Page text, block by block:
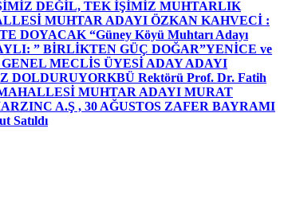
DEĞİL, TEK İŞİMİZ MUHTARLIK
MUHTAR ADAYI ÖZKAN KAHVECİ :
DOYACAK “Güney Köyü Muhtarı Adayı
” BİRLİKTEN GÜÇ DOĞAR”YENİCE ve
MECLİS ÜYESİ ADAY ADAYI
DOLDURUYORKBÜ Rektörü Prof. Dr. Fatih
MUHTAR ADAYI MURAT
A.Ş , 30 AĞUSTOS ZAFER BAYRAMI
Satıldı